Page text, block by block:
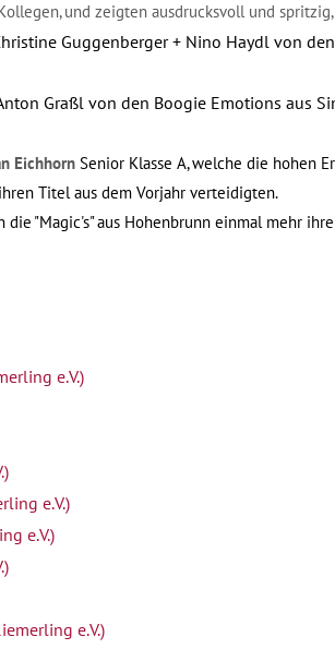
und zeigten ausdrucksvoll und
Guggenberger + Nino Haydl von den
Graßl von den Boogie Emotions aus
Eichhorn Senior Klasse A, welche die hohen
Titel aus dem Vorjahr verteidigten.
"Magic's" aus Hohenbrunn einmal mehr
e.V.)
e.V.)
e.V.)
e.V.)